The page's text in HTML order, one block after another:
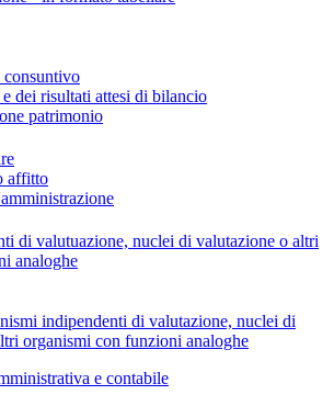
dei risultati attesi di bilancio
patrimonio
affitto
di valutuazione, nuclei di valutazione o altri
analoghe
indipendenti di valutazione, nuclei di
organismi con funzioni analoghe
e contabile